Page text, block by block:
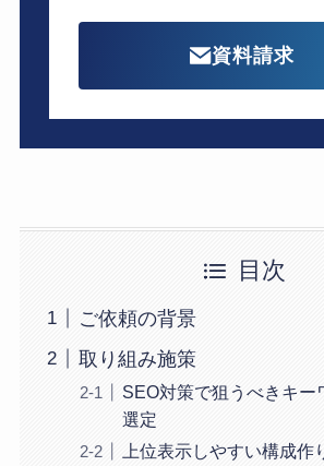
資料請求
目次
ご依頼の背景
取り組み施策
SEO対策で狙うべきキー
選定
上位表示しやすい構成作